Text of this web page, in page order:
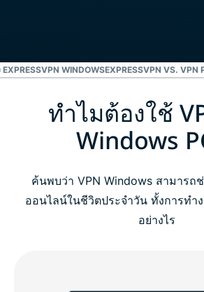
WINDOWSEXPRESSVPN VS. VPN
ทำไมต้องใช้ VPN บน Windows
ตั้งค่า ExpressVPN บน Windows ใ
วิดีโอสอน : ติดตั้ง ExpressVPN บน
ทำไมต้องใช้
Windows
ค้นพบว่า VPN Windows สามารถ
ออนไลน์ในชีวิตประจำวัน ทั้งการทำ
อย่างไร